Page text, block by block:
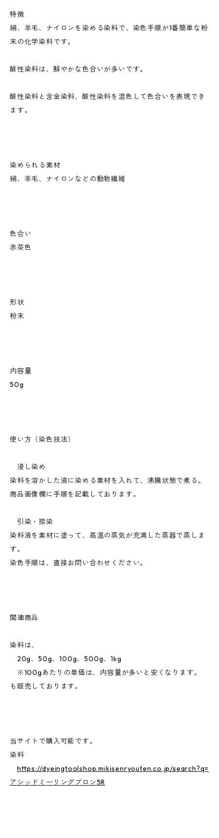
特徴
絹、羊毛、ナイロンを染める染料で、染色手順が1番簡単な粉
末の化学染料です。
酸性染料は、鮮やかな色合いが多いです。
酸性染料と含金染料、酸性染料を混色して色合いを表現でき
ます。
染められる素材
絹、羊毛、ナイロンなどの動物繊維
色合い
赤茶色
形状
粉末
内容量
50g
使い方（染色技法）
浸し染め
染料を溶かした液に染める素材を入れて、沸騰状態で煮る。
商品画像欄に手順を記載しております。
引染・捺染
染料液を素材に塗って、高温の蒸気が充満した蒸器で蒸しま
す。
染色手順は、直接お問い合わせください。
関連商品
染料は、
20g、50g、100g、500g、1kg
※100gあたりの単価は、内容量が多いと安くなります。
も販売しております。
当サイトで購入可能です。
染料
https://dyeingtoolshop.mikisenryouten.co.jp/search?q=
アシッドミーリングブロン5R